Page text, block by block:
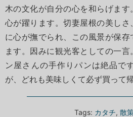
木の文化が自分の心を和らげます
心が躍ります。切妻屋根の美し
に心が撫でられ、この風景が保
ます。因みに観光客としての一
ン屋さんの手作りパンは絶品で
が、どれも美味しくて必ず買って
Tags: カタチ, 散